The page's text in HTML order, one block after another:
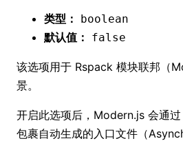
类型： boolean
默认值： false
该选项用于 Rspack 模块联邦（
景。
开启此选项后，Modern.js 会通
包裹自动生成的入口文件（